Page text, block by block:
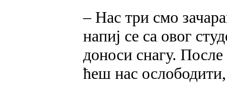
– Нас три смо
напиј се са овог
доноси снагу.
ћеш нас